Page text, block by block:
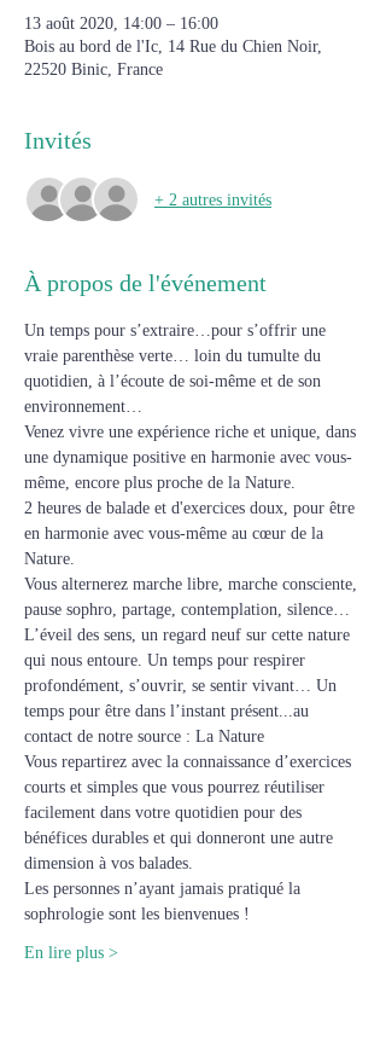
13 août 2020, 14:00 – 16:00
Bois au bord de l'Ic, 14 Rue du Chien Noir,
22520 Binic, France
Invités
+ 2 autres invités
À propos de l'événement
Un temps pour s’extraire…pour s’offrir une
vraie parenthèse verte… loin du tumulte du
quotidien, à l’écoute de soi-même et de son
environnement…
Venez vivre une expérience riche et unique, dans
une dynamique positive en harmonie avec vous-
même, encore plus proche de la Nature.
2 heures de balade et d'exercices doux, pour être
en harmonie avec vous-même au cœur de la
Nature.
Vous alternerez marche libre, marche consciente,
pause sophro, partage, contemplation, silence…
L’éveil des sens, un regard neuf sur cette nature
qui nous entoure. Un temps pour respirer
profondément, s’ouvrir, se sentir vivant… Un
temps pour être dans l’instant présent...au
contact de notre source : La Nature
Vous repartirez avec la connaissance d’exercices
courts et simples que vous pourrez réutiliser
facilement dans votre quotidien pour des
bénéfices durables et qui donneront une autre
dimension à vos balades.
Les personnes n’ayant jamais pratiqué la
sophrologie sont les bienvenues !
En lire plus >